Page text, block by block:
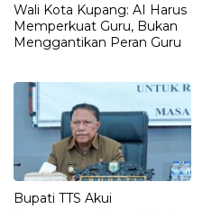
Wali Kota Kupang: AI Harus
Memperkuat Guru, Bukan
Menggantikan Peran Guru
Bupati TTS Akui